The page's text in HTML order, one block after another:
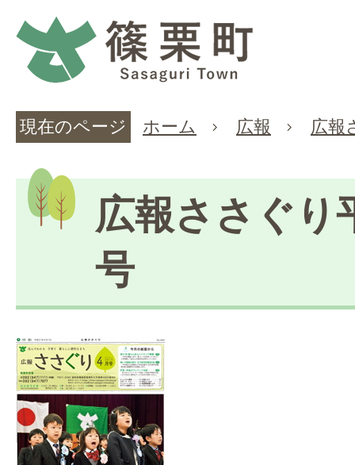
現在のページ ホーム 広報 広報
広報ささぐり
号